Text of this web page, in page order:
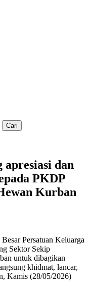
apresiasi dan
PKDP
Kurban
Persatuan Keluarga
Sektor Sekip
untuk dibagikan
khidmat, lancar,
Kamis (28/05/2026)